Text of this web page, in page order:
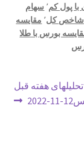
با پول کم٬ سهام
شاخص کل٬ مقایسه
بورس با طلا
هفته قبل
2022